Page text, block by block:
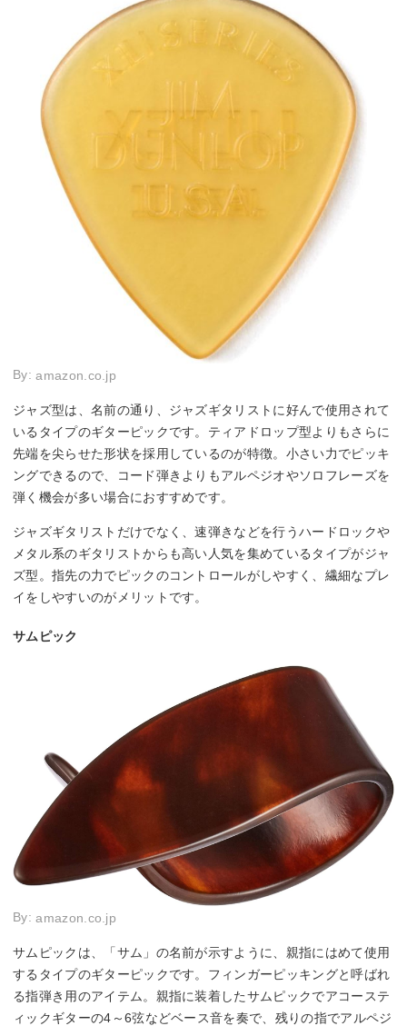
By:amazon.co.jp
ジャズ型は、名前の通り、ジャズギタリストに好んで使用されて
いるタイプのギターピックです。ティアドロップ型よりもさらに
先端を尖らせた形状を採用しているのが特徴。小さい力でピッキ
ングできるので、コード弾きよりもアルペジオやソロフレーズを
弾く機会が多い場合におすすめです。
ジャズギタリストだけでなく、速弾きなどを行うハードロックや
メタル系のギタリストからも高い人気を集めているタイプがジャ
ズ型。指先の力でピックのコントロールがしやすく、繊細なプレ
イをしやすいのがメリットです。
サムピック
By:amazon.co.jp
サムピックは、「サム」の名前が示すように、親指にはめて使用
するタイプのギターピックです。フィンガーピッキングと呼ばれ
る指弾き用のアイテム。親指に装着したサムピックでアコーステ
ィックギターの4～6弦などベース音を奏で、残りの指でアルペジ